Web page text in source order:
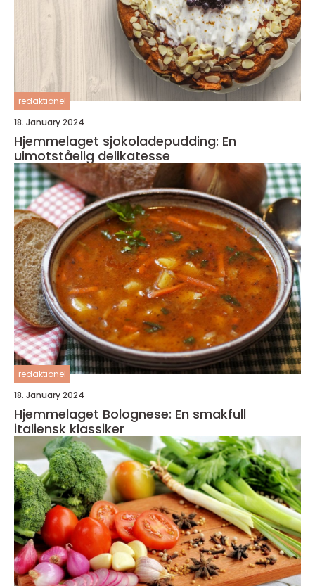
redaktionel
18. January 2024
Hjemmelaget sjokoladepudding: En
uimotståelig delikatesse
redaktionel
18. January 2024
Hjemmelaget Bolognese: En smakfull
italiensk klassiker